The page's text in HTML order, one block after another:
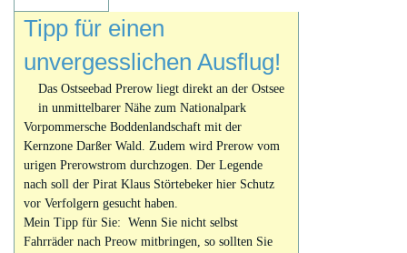
Tipp für einen
unvergesslichen Ausflug!
Das Ostseebad Prerow liegt direkt an der Ostsee
in unmittelbarer Nähe zum Nationalpark
Vorpommersche Boddenlandschaft mit der
Kernzone Darßer Wald. Zudem wird Prerow vom
urigen Prerowstrom durchzogen. Der Legende
nach soll der Pirat Klaus Störtebeker hier Schutz
vor Verfolgern gesucht haben.
Mein Tipp für Sie: Wenn Sie nicht selbst
Fahrräder nach Preow mitbringen, so sollten Sie